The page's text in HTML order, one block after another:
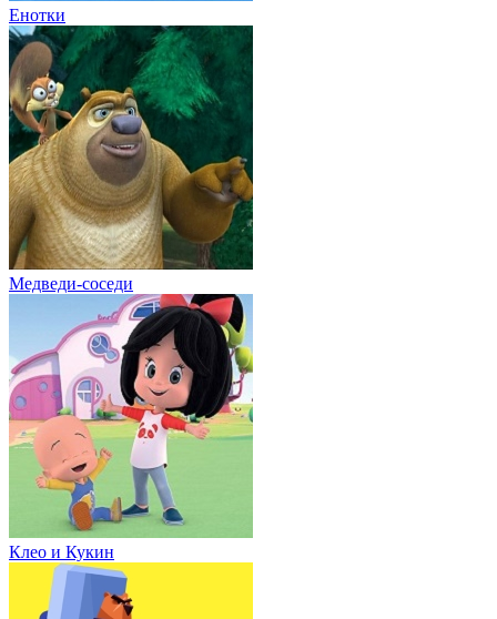
Енотки
Медведи-соседи
Клео и Кукин